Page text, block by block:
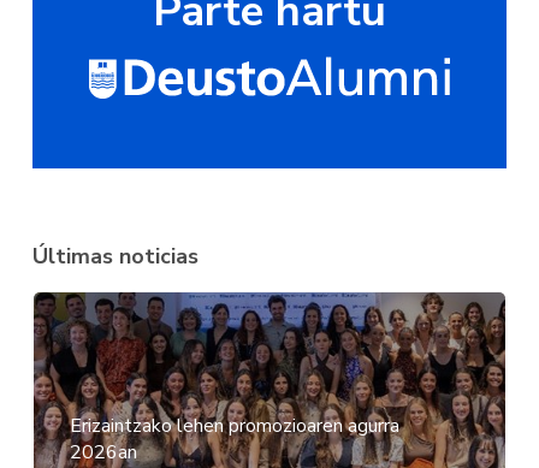
Últimas noticias
Erizaintzako lehen promozioaren agurra
2026an